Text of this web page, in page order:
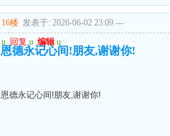
16楼 发表于: 2026-06-02 23:09 ---
u 回复 u 编辑 u
恩德永记心间!朋友,谢谢你!
恩德永记心间!朋友,谢谢你!